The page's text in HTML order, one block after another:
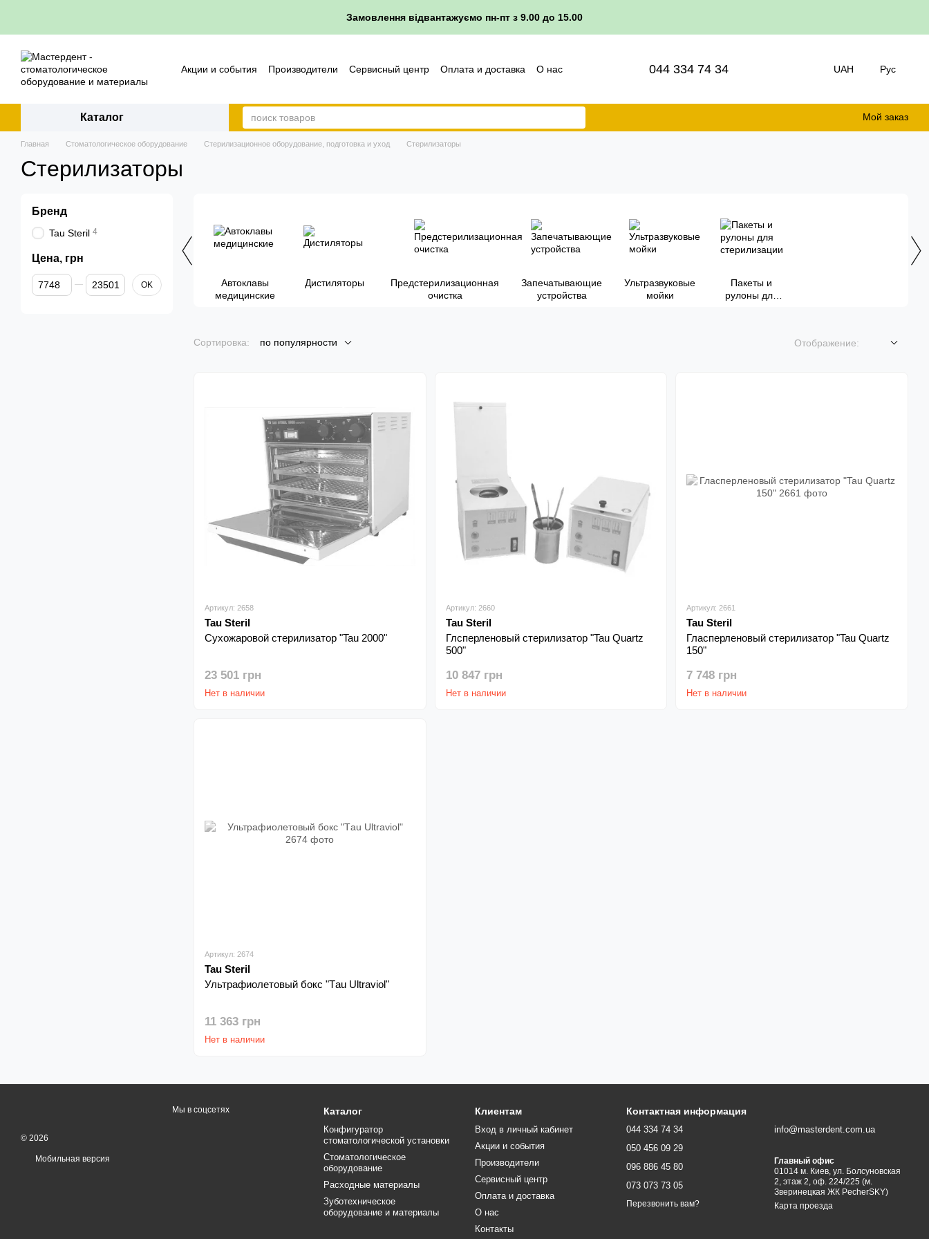
Замовлення відвантажуємо пн-пт з 9.00 до 15.00
Акции и события Производители Сервисный центр Оплата и доставка
О нас
044 334 74 34 UAH Рус
Каталог Мой заказ
Главная Стоматологическое оборудование Стерилизационное оборудование, подготовка и уход Стерилизаторы
Стерилизаторы
Автоклавы
медицинские
Дистиляторы
Предстерилизационная
очистка
Запечатывающие
устройства
Ультразвуковые
мойки
Пакеты и
рулоны для
Сортировка: по популярности Отображение:
Артикул: 2658
Tau Steril
Cухожаровой стерилизатор "Tau 2000"
23 501 грн
Нет в наличии
Артикул: 2660
Tau Steril
Глсперленовый стерилизатор "Tau Quartz
500"
10 847 грн
Нет в наличии
Артикул: 2661
Tau Steril
Гласперленовый стерилизатор "Tau Quartz
150"
7 748 грн
Нет в наличии
Артикул: 2674
Tau Steril
Ультрафиолетовый бокс "Тau Ultraviol"
11 363 грн
Нет в наличии
Бренд
Tau Steril 4
Цена, грн
От Цена, грн
До Цена, грн OK
© 2026
Мобильная версия
Мы в соцсетях Каталог
Конфигуратор
стоматологической установки
Стоматологическое
оборудование
Расходные материалы
Зуботехническое
оборудование и материалы
Клиентам
Вход в личный кабинет
Акции и события
Производители
Сервисный центр
Оплата и доставка
О нас
Контакты
Контактная информация
044 334 74 34
050 456 09 29
096 886 45 80
073 073 73 05
Перезвонить вам?
info@masterdent.com.ua
Главный офис
01014 м. Киев, ул. Болсуновская
2, этаж 2, оф. 224/225 (м.
Зверинецкая ЖК PecherSKY)
Карта проезда